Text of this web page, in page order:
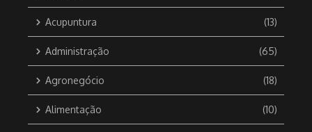
Acupuntura (13)
Administração (65)
Agronegócio (18)
Alimentação (10)